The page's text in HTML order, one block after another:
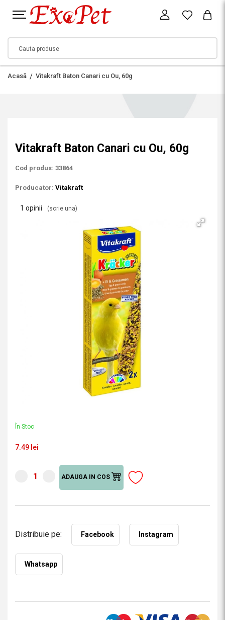
Acasă Vitakraft Baton Canari cu Ou, 60g
Vitakraft Baton Canari cu Ou, 60g
Cod produs: 33864
Producator: Vitakraft
1 opinii (scrie una)
În Stoc
7.49 lei
ADAUGA IN COS
Distribuie pe: Facebook Instagram
Whatsapp